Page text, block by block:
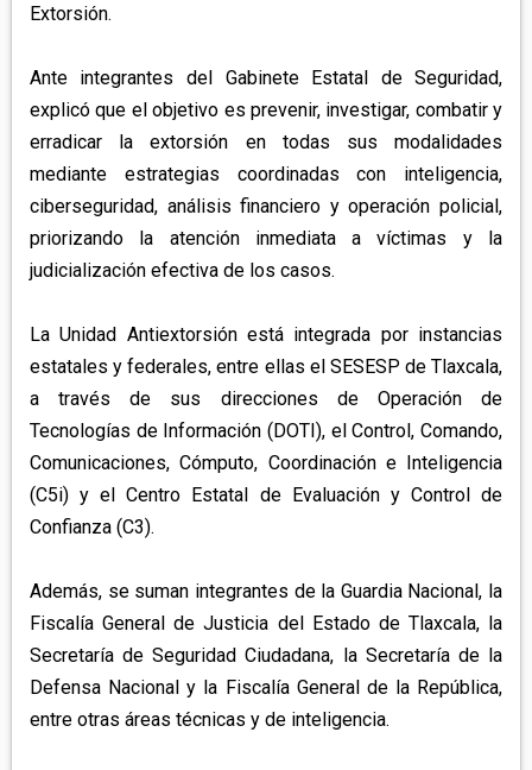
Extorsión.
Ante integrantes del Gabinete Estatal de Seguridad,
explicó que el objetivo es prevenir, investigar, combatir y
erradicar la extorsión en todas sus modalidades
mediante estrategias coordinadas con inteligencia,
ciberseguridad, análisis financiero y operación policial,
priorizando la atención inmediata a víctimas y la
judicialización efectiva de los casos.
La Unidad Antiextorsión está integrada por instancias
estatales y federales, entre ellas el SESESP de Tlaxcala,
a través de sus direcciones de Operación de
Tecnologías de Información (DOTI), el Control, Comando,
Comunicaciones, Cómputo, Coordinación e Inteligencia
(C5i) y el Centro Estatal de Evaluación y Control de
Confianza (C3).
Además, se suman integrantes de la Guardia Nacional, la
Fiscalía General de Justicia del Estado de Tlaxcala, la
Secretaría de Seguridad Ciudadana, la Secretaría de la
Defensa Nacional y la Fiscalía General de la República,
entre otras áreas técnicas y de inteligencia.